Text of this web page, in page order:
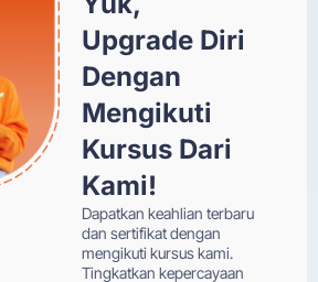
Upgrade Diri
Dengan
Mengikuti
Kursus Dari
Kami!
Dapatkan keahlian terbaru
dan sertifikat dengan
mengikuti kursus kami.
Tingkatkan kepercayaan